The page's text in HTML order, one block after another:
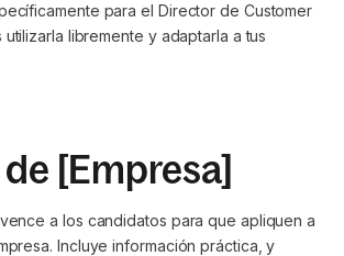
para el Director de Customer
libremente y adaptarla a tus
[Empresa]
a los candidatos para que apliquen a
Incluye información práctica, y